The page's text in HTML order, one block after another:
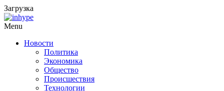
Загрузка
Menu
Новости
Политика
Экономика
Общество
Происшествия
Технологии